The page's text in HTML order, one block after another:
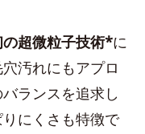
の超微粒子技術*に
汚れにもアプロ
ランスを追求し
にくさも特徴で